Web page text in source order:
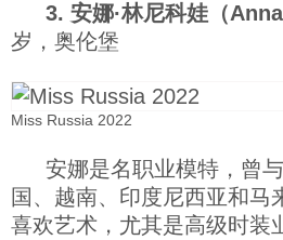
3. 安娜·林尼科娃（
岁，奥伦堡
Miss Russia 2022
安娜是名职业模特，曾
国、越南、印度尼西亚和马
喜欢艺术，尤其是高级时装